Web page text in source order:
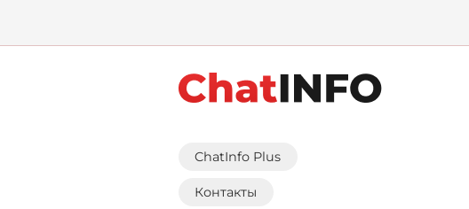
ChatInfo Plus
Контакты